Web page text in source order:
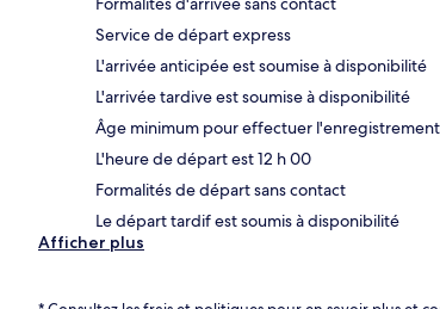
Service de départ express
L'arrivée anticipée est soumise à disponibilité
L'arrivée tardive est soumise à disponibilité
Âge minimum pour effectuer l'enregistrement
L'heure de départ est 12 h 00
Formalités de départ sans contact
Le départ tardif est soumis à disponibilité
Afficher plus